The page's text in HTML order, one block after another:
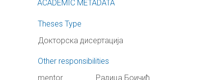
ACADEMIC METADATA
Theses Type
Докторска дисертација
Other responsibilities
mentor
Радица Боичић